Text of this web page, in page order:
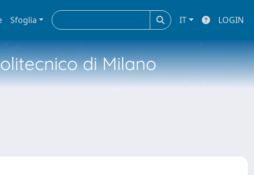
Sfoglia IT LOGIN
di Milano